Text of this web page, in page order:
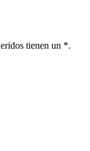
tienen un *.